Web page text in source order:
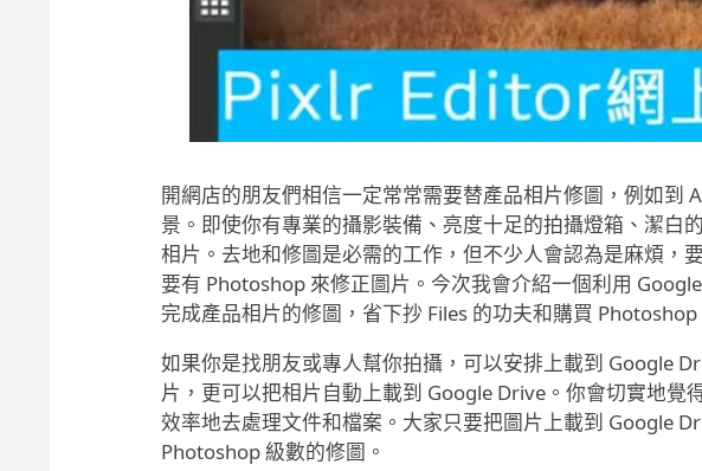
開網店的朋友們相信一定常常需要替產品相片修圖，例如到
景。即使你有專業的攝影裝備、亮度十足的拍攝燈箱、潔白
相片。去地和修圖是必需的工作，但不少人會認為是麻煩，
要有 Photoshop 來修正圖片。今次我會介紹一個利用
完成產品相片的修圖，省下抄 Files 的功夫和購買 Photoshop
如果你是找朋友或專人幫你拍攝，可以安排上載到 Google
片，更可以把相片自動上載到 Google Drive。你會切實地覺
效率地去處理文件和檔案。大家只要把圖片上載到 Google
Photoshop 級數的修圖。